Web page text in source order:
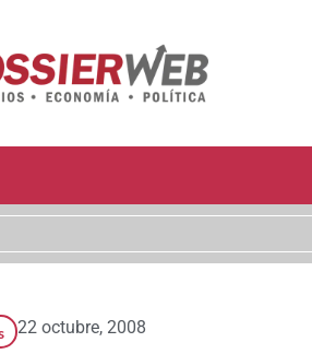
22 octubre, 2008